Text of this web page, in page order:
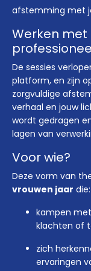
afstemming met
Werken met
De sessies
platform, en zijn
zorgvuldige
verhaal en jouw
wordt gedragen
lagen van
Voor wie?
Deze vorm van
vrouwen jaar die:
kampen
klachten of
zich
ervaringen